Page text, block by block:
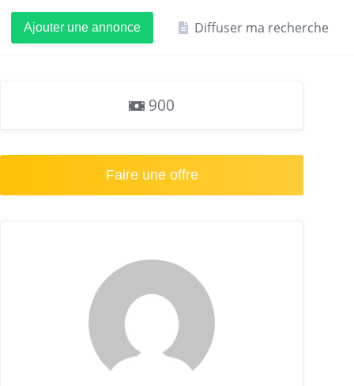
Ajouter une annonce Diffuser ma recherche
900
Faire une offre